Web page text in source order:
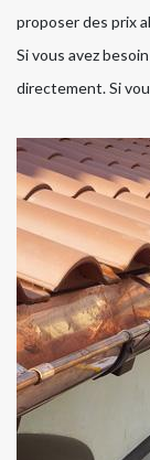
proposer des prix
Si vous avez
directement. Si